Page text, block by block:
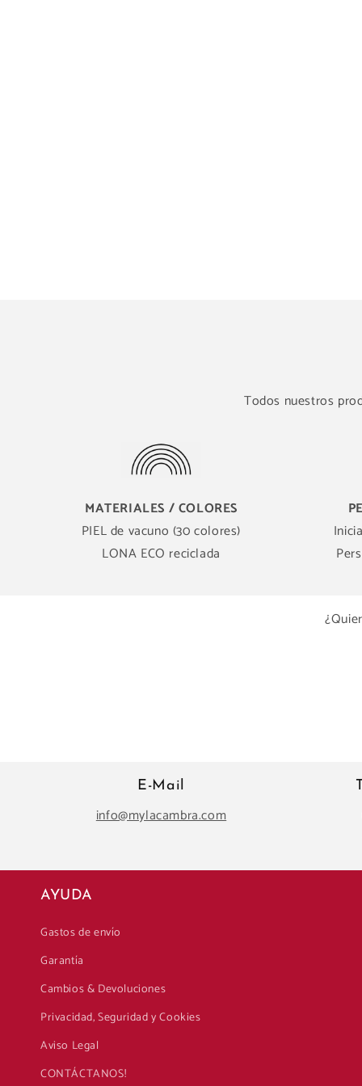
Todos nuestros
MATERIALES / COLORES
PIEL de vacuno (30 colores)
LONA ECO reciclada
E-Mail
info@mylacambra.com
AYUDA
Gastos de envío
Garantía
Cambios & Devoluciones
Privacidad, Seguridad y Cookies
Aviso Legal
CONTÁCTANOS!